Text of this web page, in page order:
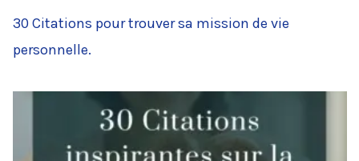
30 Citations pour trouver sa mission de vie
personnelle.